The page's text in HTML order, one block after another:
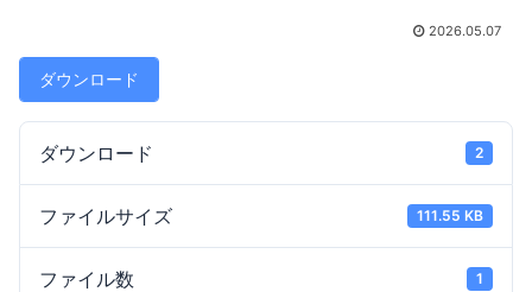
2026.05.07
ダウンロード
ダウンロード 2
ファイルサイズ 111.55 KB
ファイル数 1